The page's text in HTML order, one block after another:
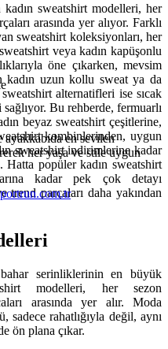
kadın sweatshirt modelleri, her
arasında yer alıyor. Farklı
sweatshirt koleksiyonları, her
veya kadın kapüşonlu
öne çıkarken, mevsim
kadın uzun kollu sweat ya da
alternatifleri ise sıcak
Bu rehberde, fermuarlı
beyaz sweatshirt çeşitlerine,
kombinlerinden, uygun
sweatshirt indirimlerine kadar
Hatta popüler kadın sweatshirt
kadar pek çok detayı
parçaları daha yakından
serinliklerinin en büyük
modelleri, her sezon
arasında yer alır. Moda
sadece rahatlığıyla değil, aynı
ön plana çıkar.
en sevilen
her yaşa ve stile uygun